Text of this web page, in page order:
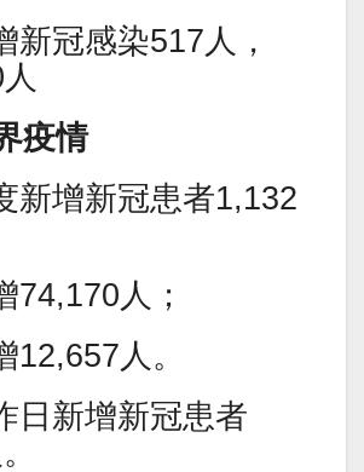
新冠感染517人，
疫情
新增新冠患者1,132
74,170人；
12,657人。
日新增新冠患者